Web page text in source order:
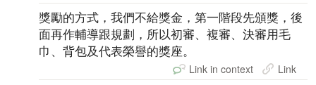
獎勵的方式，我們不給獎金，第一階段先頒獎，後
面再作輔導跟規劃，所以初審、複審、決審用毛
巾、背包及代表榮譽的獎座。
Link in context Link